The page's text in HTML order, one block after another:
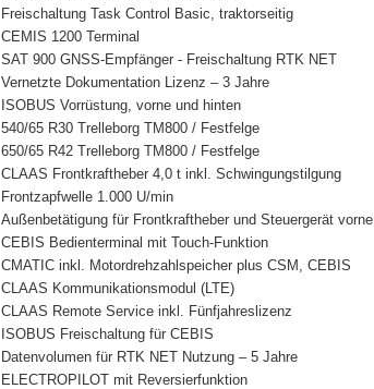
Freischaltung Task Control Basic, traktorseitig
CEMIS 1200 Terminal
SAT 900 GNSS-Empfänger - Freischaltung RTK NET
Vernetzte Dokumentation Lizenz – 3 Jahre
ISOBUS Vorrüstung, vorne und hinten
540/65 R30 Trelleborg TM800 / Festfelge
650/65 R42 Trelleborg TM800 / Festfelge
CLAAS Frontkraftheber 4,0 t inkl. Schwingungstilgung
Frontzapfwelle 1.000 U/min
Außenbetätigung für Frontkraftheber und Steuergerät vorne
CEBIS Bedienterminal mit Touch-Funktion
CMATIC inkl. Motordrehzahlspeicher plus CSM, CEBIS
CLAAS Kommunikationsmodul (LTE)
CLAAS Remote Service inkl. Fünfjahreslizenz
ISOBUS Freischaltung für CEBIS
Datenvolumen für RTK NET Nutzung – 5 Jahre
ELECTROPILOT mit Reversierfunktion